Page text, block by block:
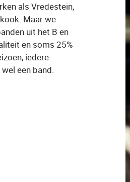
als Vredestein,
Maar we
uit het B en
en soms 25%
iedere
een band.